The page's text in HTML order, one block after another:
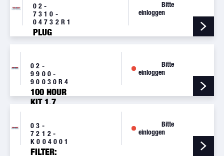
02-
7310-
04732R1
PLUG
Bitte
einloggen
02-
9900-
90030R4
100 HOUR
KIT 1.7
Bitte
einloggen
03-
7212-
K004001
FILTER:
Bitte
einloggen